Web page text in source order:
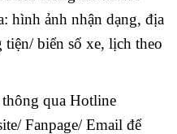
hình ảnh nhận dạng, địa
biển số xe, lịch theo
qua Hotline
Fanpage/ Email để